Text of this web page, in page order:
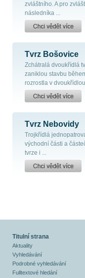
zvláštního. A pro
následníka ...
Tvrz Bošovice
Zchátralá dvoukřídlá
zaniklou stavbu
rozrostla v
Tvrz Nebovidy
Trojkřídlá
východní části a
tvrze i ...
Titulní strana
Aktuality
Vyhledávání
Podrobné vyhledávání
Fulltextové hledání